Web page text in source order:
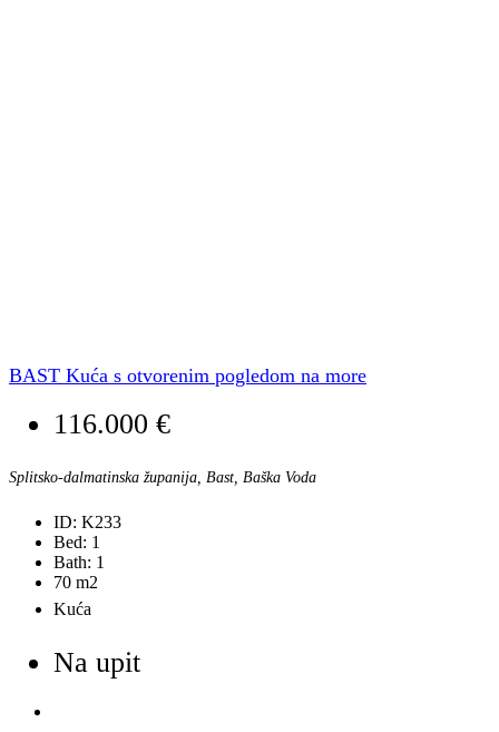
BAST Kuća s otvorenim pogledom na more
116.000 €
Splitsko-dalmatinska županija, Bast, Baška Voda
ID: K233
Bed: 1
Bath: 1
70 m2
Kuća
Na upit